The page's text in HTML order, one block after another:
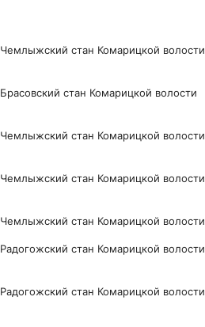
Чемлыжский стан Комарицкой волости
Брасовский стан Комарицкой волости
Чемлыжский стан Комарицкой волости
Чемлыжский стан Комарицкой волости
Чемлыжский стан Комарицкой волости
Радогожский стан Комарицкой волости
Радогожский стан Комарицкой волости